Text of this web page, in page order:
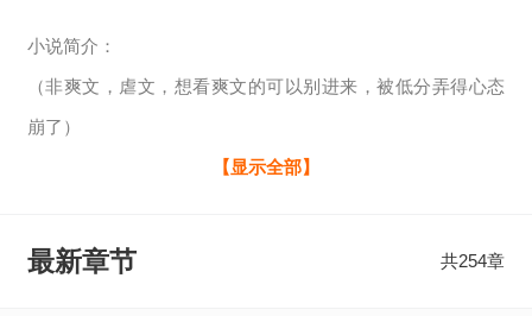
小说简介：
（非爽文，虐文，想看爽文的可以别进来，被低分弄得心态
崩了）
颜明川说：“安然，我爱你。”
眼前的男人是她生命中的噩梦。
【显示全部】
最新章节 共254章